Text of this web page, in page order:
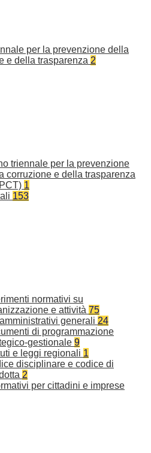
per la prevenzione della
e della trasparenza 2
triennale per la prevenzione
corruzione e della trasparenza
1
153
normativi su
e attività 75
generali 24
di programmazione
gestionale 9
e leggi regionali 1
disciplinare e codice di
2
per cittadini e imprese